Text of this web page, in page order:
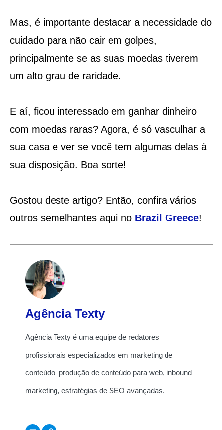
Mas, é importante destacar a necessidade do
cuidado para não cair em golpes,
principalmente se as suas moedas tiverem
um alto grau de raridade.
E aí, ficou interessado em ganhar dinheiro
com moedas raras? Agora, é só vasculhar a
sua casa e ver se você tem algumas delas à
sua disposição. Boa sorte!
Gostou deste artigo? Então, confira vários
outros semelhantes aqui no Brazil Greece!
Agência Texty
Agência Texty é uma equipe de redatores
profissionais especializados em marketing de
conteúdo, produção de conteúdo para web, inbound
marketing, estratégias de SEO avançadas.